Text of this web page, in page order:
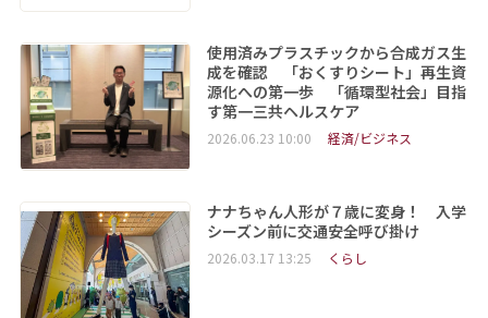
使用済みプラスチックから合成ガス生
成を確認 「おくすりシート」再生資
源化への第一歩 「循環型社会」目指
す第一三共ヘルスケア
2026.06.23 10:00 経済/ビジネス
ナナちゃん人形が７歳に変身！ 入学
シーズン前に交通安全呼び掛け
2026.03.17 13:25 くらし